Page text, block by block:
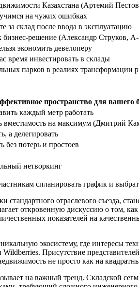
Казахстана (Артемий
на чужих ошибках
за склад после ввода в эксплуатацию
бизнес-решение (Александр Струков,
экономить девелоперу
время инвестировать в склады
парков в реалиях
пространство для вашего
каждый метр работать
вместимость на максимум (Дмитрий
а делегировать
без потерь и простоев
нетворкинг
спланировать график и
отраслевого съезда,
откровенную дискуссию о том,
показателей на
экосистему, где интересы
Присутствие
не просто как на
на важный тренд. Складской